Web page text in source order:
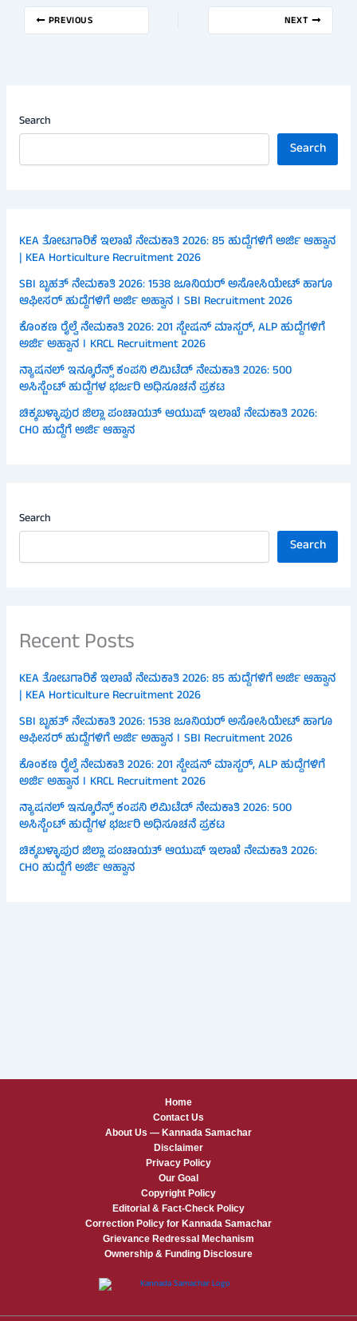
PREVIOUS NEXT
Search
Search
KEA ತೋಟಗಾರಿಕೆ ಇಲಾಖೆ ನೇಮಕಾತಿ 2026: 85 ಹುದ್ದೆಗಳಿಗೆ ಅರ್ಜಿ ಆಹ್ವಾನ
| KEA Horticulture Recruitment 2026
SBI ಬೃಹತ್ ನೇಮಕಾತಿ 2026: 1538 ಜೂನಿಯರ್ ಅಸೋಸಿಯೇಟ್ ಹಾಗೂ
ಆಫೀಸರ್ ಹುದ್ದೆಗಳಿಗೆ ಅರ್ಜಿ ಅಹ್ವಾನ । SBI Recruitment 2026
ಕೊಂಕಣ ರೈಲ್ವೆ ನೇಮಕಾತಿ 2026: 201 ಸ್ಟೇಷನ್ ಮಾಸ್ಟರ್, ALP ಹುದ್ದೆಗಳಿಗೆ
ಅರ್ಜಿ ಅಹ್ವಾನ । KRCL Recruitment 2026
ನ್ಯಾಷನಲ್ ಇನ್ಶೂರೆನ್ಸ್ ಕಂಪನಿ ಲಿಮಿಟೆಡ್ ನೇಮಕಾತಿ 2026: 500
ಅಸಿಸ್ಟೆಂಟ್ ಹುದ್ದೆಗಳ ಭರ್ಜರಿ ಅಧಿಸೂಚನೆ ಪ್ರಕಟ
ಚಿಕ್ಕಬಳ್ಳಾಪುರ ಜಿಲ್ಲಾ ಪಂಚಾಯತ್ ಆಯುಷ್ ಇಲಾಖೆ ನೇಮಕಾತಿ 2026:
CHO ಹುದ್ದೆಗೆ ಅರ್ಜಿ ಆಹ್ವಾನ
Search
Search
Recent Posts
KEA ತೋಟಗಾರಿಕೆ ಇಲಾಖೆ ನೇಮಕಾತಿ 2026: 85 ಹುದ್ದೆಗಳಿಗೆ ಅರ್ಜಿ ಆಹ್ವಾನ
| KEA Horticulture Recruitment 2026
SBI ಬೃಹತ್ ನೇಮಕಾತಿ 2026: 1538 ಜೂನಿಯರ್ ಅಸೋಸಿಯೇಟ್ ಹಾಗೂ
ಆಫೀಸರ್ ಹುದ್ದೆಗಳಿಗೆ ಅರ್ಜಿ ಅಹ್ವಾನ । SBI Recruitment 2026
ಕೊಂಕಣ ರೈಲ್ವೆ ನೇಮಕಾತಿ 2026: 201 ಸ್ಟೇಷನ್ ಮಾಸ್ಟರ್, ALP ಹುದ್ದೆಗಳಿಗೆ
ಅರ್ಜಿ ಅಹ್ವಾನ । KRCL Recruitment 2026
ನ್ಯಾಷನಲ್ ಇನ್ಶೂರೆನ್ಸ್ ಕಂಪನಿ ಲಿಮಿಟೆಡ್ ನೇಮಕಾತಿ 2026: 500
ಅಸಿಸ್ಟೆಂಟ್ ಹುದ್ದೆಗಳ ಭರ್ಜರಿ ಅಧಿಸೂಚನೆ ಪ್ರಕಟ
ಚಿಕ್ಕಬಳ್ಳಾಪುರ ಜಿಲ್ಲಾ ಪಂಚಾಯತ್ ಆಯುಷ್ ಇಲಾಖೆ ನೇಮಕಾತಿ 2026:
CHO ಹುದ್ದೆಗೆ ಅರ್ಜಿ ಆಹ್ವಾನ
Home
Contact Us
About Us — Kannada Samachar
Disclaimer
Privacy Policy
Our Goal
Copyright Policy
Editorial & Fact-Check Policy
Correction Policy for Kannada Samachar
Grievance Redressal Mechanism
Ownership & Funding Disclosure